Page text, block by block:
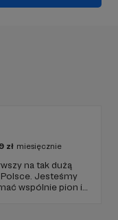
zł miesięcznie
na tak dużą
Jesteśmy
wspólnie pion i